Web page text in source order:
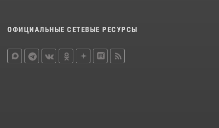
ОФИЦИАЛЬНЫЕ СЕТЕВЫЕ РЕСУРСЫ